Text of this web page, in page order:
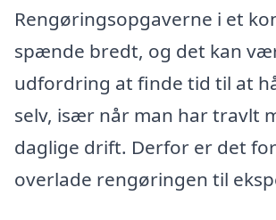
Rengøringsopgaverne i et
spænde bredt, og det kan
udfordring at finde tid til at
selv, især når man har travlt
daglige drift. Derfor er det
overlade rengøringen til